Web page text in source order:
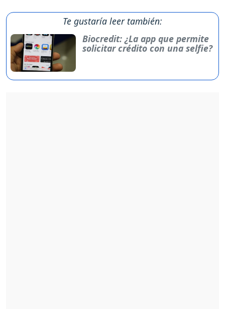
Te gustaría leer también:
Biocredit: ¿La app que permite
solicitar crédito con una selfie?